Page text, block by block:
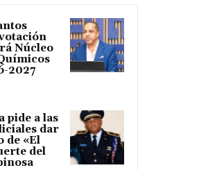
Núcleo
2027
pide a las
dar
de «El
del